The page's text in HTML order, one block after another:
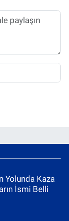
Yolunda Kaza
İsmi Belli